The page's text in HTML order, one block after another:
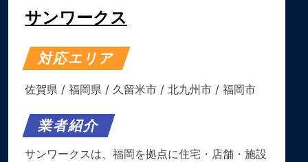
サンワークス
対応エリア
佐賀県 / 福岡県 / 久留米市 / 北九州市 / 福岡市
業者紹介
サンワークスは、福岡を拠点に住宅・店舗・施設